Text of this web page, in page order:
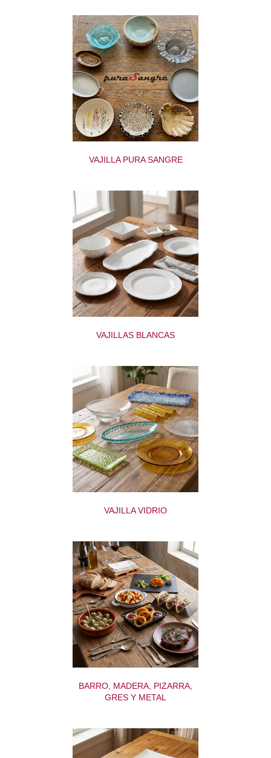
VAJILLA PURA SANGRE
VAJILLAS BLANCAS
VAJILLA VIDRIO
BARRO, MADERA, PIZARRA,
GRES Y METAL